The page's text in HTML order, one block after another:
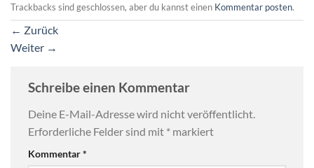
Trackbacks sind geschlossen, aber du kannst einen Kommentar posten.
← Zurück
Weiter →
Schreibe einen Kommentar
Deine E-Mail-Adresse wird nicht veröffentlicht.
Erforderliche Felder sind mit * markiert
Kommentar*